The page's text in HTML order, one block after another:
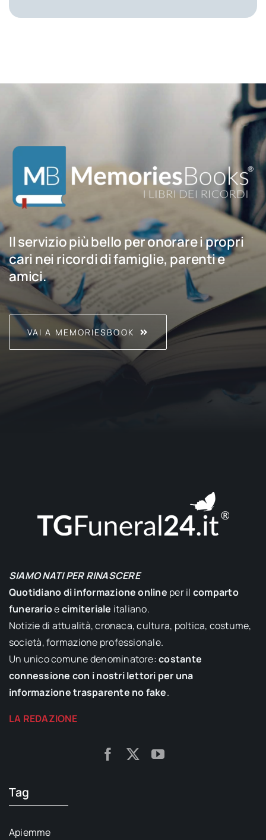
Il servizio più bello per onorare i propri
cari nei ricordi di famiglie, parenti e
amici.
VAI A MEMORIESBOOK
SIAMO NATI PER RINASCERE
Quotidiano di informazione online per il comparto
funerarioecimiteriale italiano.
Notizie di attualità, cronaca, cultura, poltica, costume,
società, formazione professionale.
Un unico comune denominatore:costante
connessione con i nostri lettori per una
informazione trasparente no fake.
LA REDAZIONE
Tag
Apiemme